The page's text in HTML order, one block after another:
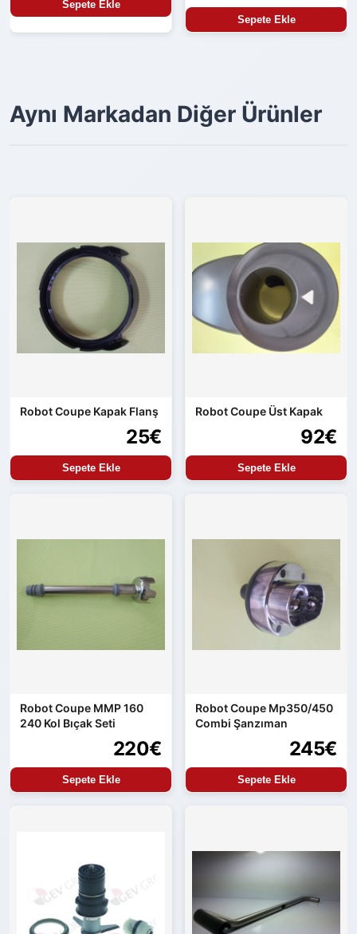
Sepete Ekle
Sepete Ekle
Aynı Markadan Diğer Ürünler
Robot Coupe Kapak Flanş
25€
Sepete Ekle
Robot Coupe Üst Kapak
92€
Sepete Ekle
Robot Coupe MMP 160
240 Kol Bıçak Seti
220€
Sepete Ekle
Robot Coupe Mp350/450
Combi Şanzıman
245€
Sepete Ekle